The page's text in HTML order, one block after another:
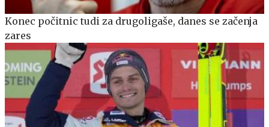
Konec počitnic tudi za drugoligaše, danes se začenja
zares